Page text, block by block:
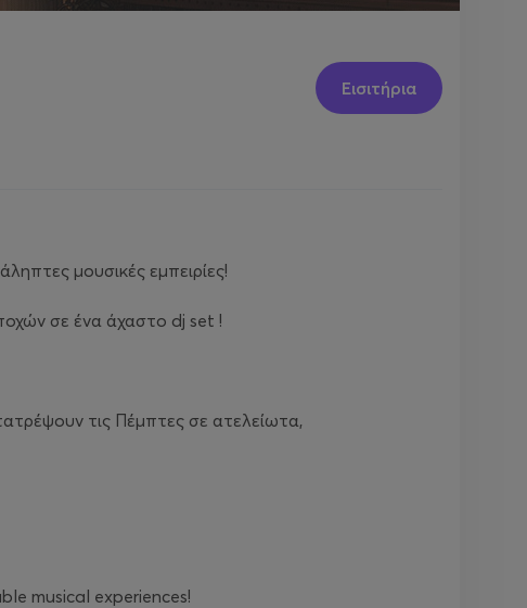
Εισιτήρια
μουσικές εμπειρίες!
σε ένα άχαστο dj set !
τις Πέμπτες σε ατελείωτα,
musical experiences!